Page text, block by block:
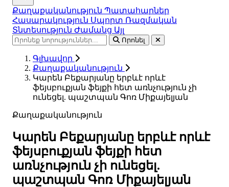
Քաղաքականություն Պատահարներ
Հասարակություն Սպորտ Ռազմական
Տնտեսություն Ժամանց Այլ
Որոնել
Գլխավոր
Քաղաքականություն
Կարեն Բեքարյանը երբևէ որևէ
ֆեյսբուքյան ֆեյքի հետ առնչություն չի
ունեցել. պաշտպան Գոռ Միքայելյան
Քաղաքականություն
Կարեն Բեքարյանը երբևէ որևէ
ֆեյսբուքյան ֆեյքի հետ
առնչություն չի ունեցել.
պաշտպան Գոռ Միքայելյան